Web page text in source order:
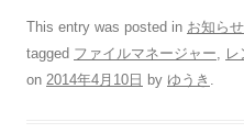
This entry was posted in お知らせ
tagged ファイルマネージャー レ
on 2014年4月10日 by ゆうき